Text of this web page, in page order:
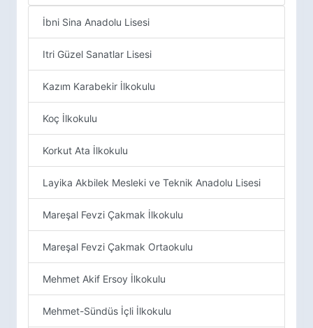
İbni Sina Anadolu Lisesi
Itri Güzel Sanatlar Lisesi
Kazım Karabekir İlkokulu
Koç İlkokulu
Korkut Ata İlkokulu
Layika Akbilek Mesleki ve Teknik Anadolu Lisesi
Mareşal Fevzi Çakmak İlkokulu
Mareşal Fevzi Çakmak Ortaokulu
Mehmet Akif Ersoy İlkokulu
Mehmet-Sündüs İçli İlkokulu